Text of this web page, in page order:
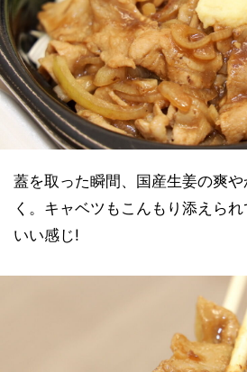
蓋を取った瞬間、国産生姜の爽
く。キャベツもこんもり添えら
いい感じ!